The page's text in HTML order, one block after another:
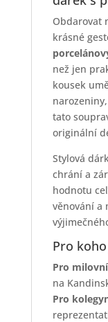
Obdarovat
krásné
než jen
kousek
tato
originální
Stylová
chrání a
hodnotu
věnování a
Pro
Pro
na
Pro